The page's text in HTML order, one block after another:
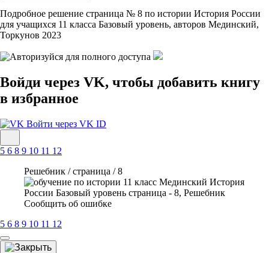
Подробное решение страница № 8 по истории История России
для учащихся 11 класса Базовый уровень, авторов Мединский,
Торкунов 2023
Войди через VK, чтобы добавить книгу
в избранное
Войти через VK ID
5 6 8 9 10 11 12
Решебник / страница / 8
Сообщить об ошибке
5 6 8 9 10 11 12